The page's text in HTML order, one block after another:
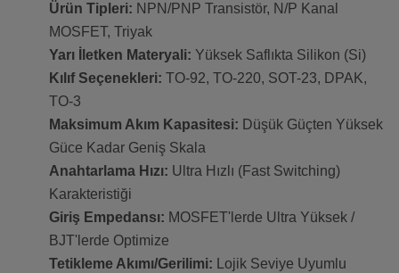
Ürün Tipleri: NPN/PNP Transistör, N/P Kanal
MOSFET, Triyak
Yarı İletken Materyali: Yüksek Saflıkta Silikon (Si)
Kılıf Seçenekleri: TO-92, TO-220, SOT-23, DPAK,
TO-3
Maksimum Akım Kapasitesi: Düşük Güçten Yüksek
Güce Kadar Geniş Skala
Anahtarlama Hızı: Ultra Hızlı (Fast Switching)
Karakteristiği
Giriş Empedansı: MOSFET'lerde Ultra Yüksek /
BJT'lerde Optimize
Tetikleme Akımı/Gerilimi: Lojik Seviye Uyumlu